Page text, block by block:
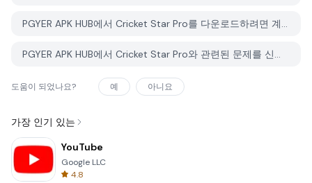
PGYER APK HUB에서 Cricket Star Pro를 다운로드하려면 계정이 필요한가요?
PGYER APK HUB에서 Cricket Star Pro와 관련된 문제를 신고하는 방법은 무엇인가요?
도움이 되었나요? 예 아니요
가장 인기 있는
YouTube
Google LLC
4.8